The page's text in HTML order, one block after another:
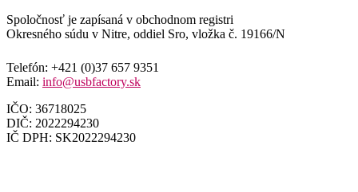
Spoločnosť je zapísaná v obchodnom registri
Okresného súdu v Nitre, oddiel Sro, vložka č. 19166/N
Telefón: +421 (0)37 657 9351
Email: info@usbfactory.sk
IČO: 36718025
DIČ: 2022294230
IČ DPH: SK2022294230